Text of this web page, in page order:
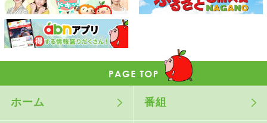
ホーム 番組